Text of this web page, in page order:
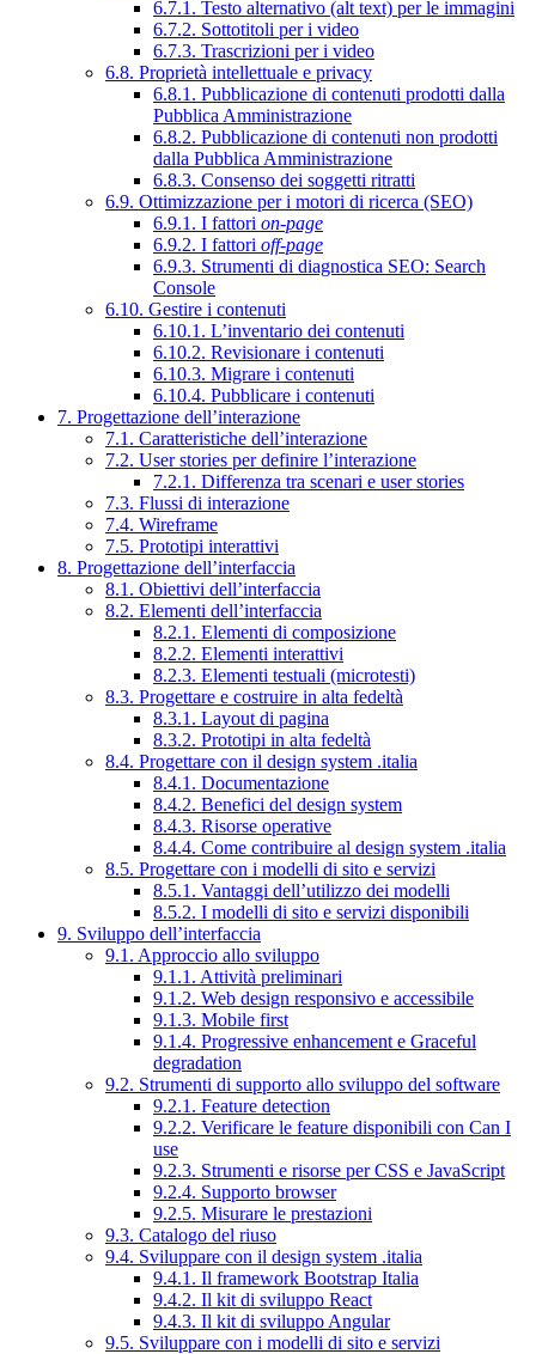
6.7.1. Testo alternativo (alt text) per le immagini
6.7.2. Sottotitoli per i video
6.7.3. Trascrizioni per i video
6.8. Proprietà intellettuale e privacy
6.8.1. Pubblicazione di contenuti prodotti dalla
Pubblica Amministrazione
6.8.2. Pubblicazione di contenuti non prodotti
dalla Pubblica Amministrazione
6.8.3. Consenso dei soggetti ritratti
6.9. Ottimizzazione per i motori di ricerca (SEO)
6.9.1. I fattori on-page
6.9.2. I fattori off-page
6.9.3. Strumenti di diagnostica SEO: Search
Console
6.10. Gestire i contenuti
6.10.1. L’inventario dei contenuti
6.10.2. Revisionare i contenuti
6.10.3. Migrare i contenuti
6.10.4. Pubblicare i contenuti
7. Progettazione dell’interazione
7.1. Caratteristiche dell’interazione
7.2. User stories per definire l’interazione
7.2.1. Differenza tra scenari e user stories
7.3. Flussi di interazione
7.4. Wireframe
7.5. Prototipi interattivi
8. Progettazione dell’interfaccia
8.1. Obiettivi dell’interfaccia
8.2. Elementi dell’interfaccia
8.2.1. Elementi di composizione
8.2.2. Elementi interattivi
8.2.3. Elementi testuali (microtesti)
8.3. Progettare e costruire in alta fedeltà
8.3.1. Layout di pagina
8.3.2. Prototipi in alta fedeltà
8.4. Progettare con il design system .italia
8.4.1. Documentazione
8.4.2. Benefici del design system
8.4.3. Risorse operative
8.4.4. Come contribuire al design system .italia
8.5. Progettare con i modelli di sito e servizi
8.5.1. Vantaggi dell’utilizzo dei modelli
8.5.2. I modelli di sito e servizi disponibili
9. Sviluppo dell’interfaccia
9.1. Approccio allo sviluppo
9.1.1. Attività preliminari
9.1.2. Web design responsivo e accessibile
9.1.3. Mobile first
9.1.4. Progressive enhancement e Graceful
degradation
9.2. Strumenti di supporto allo sviluppo del software
9.2.1. Feature detection
9.2.2. Verificare le feature disponibili con Can I
use
9.2.3. Strumenti e risorse per CSS e JavaScript
9.2.4. Supporto browser
9.2.5. Misurare le prestazioni
9.3. Catalogo del riuso
9.4. Sviluppare con il design system .italia
9.4.1. Il framework Bootstrap Italia
9.4.2. Il kit di sviluppo React
9.4.3. Il kit di sviluppo Angular
9.5. Sviluppare con i modelli di sito e servizi